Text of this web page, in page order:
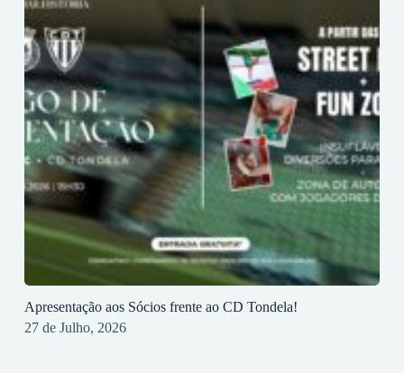
Apresentação aos Sócios frente ao CD Tondela!
27 de Julho, 2026